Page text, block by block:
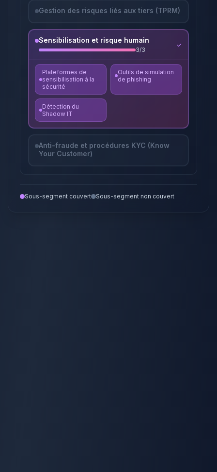
Gestion des risques liés aux tiers (TPRM)
Sensibilisation et risque humain
3/3
Plateformes de
sensibilisation à la
sécurité
Outils de simulation
de phishing
Détection du
Shadow IT
Anti-fraude et procédures KYC (Know
Your Customer)
Sous-segment couvert Sous-segment non couvert